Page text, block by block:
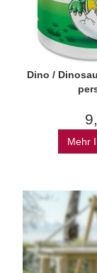
Dino /
Mehr